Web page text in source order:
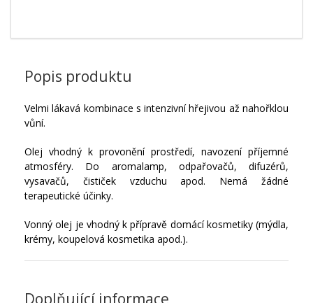
Popis produktu
Velmi lákavá kombinace s intenzivní hřejivou až nahořklou
vůní.
Olej vhodný k provonění prostředí, navození příjemné
atmosféry. Do aromalamp, odpařovačů, difuzérů,
vysavačů, čističek vzduchu apod. Nemá žádné
terapeutické účinky.
Vonný olej je vhodný k přípravě domácí kosmetiky (mýdla,
krémy, koupelová kosmetika apod.).
Doplňující informace